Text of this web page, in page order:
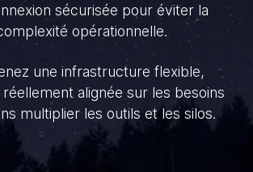
sécurisée pour éviter la
opérationnelle.
une infrastructure flexible,
alignée sur les besoins
multiplier les outils et les silos.